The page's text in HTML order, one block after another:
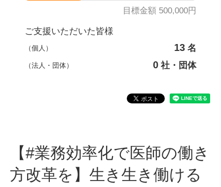
目標金額 500,000円
ご支援いただいた皆様
（個人） 13 名
（法人・団体） 0 社・団体
【#業務効率化で医師の働き
方改革を】生き生き働ける